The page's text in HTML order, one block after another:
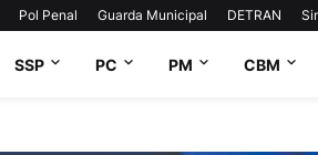
Pol Penal Guarda Municipal DETRAN
SSP PC PM CBM